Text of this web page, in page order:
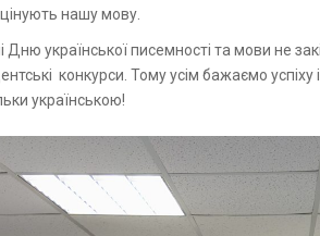
нашу мову.
української писемності та мови не
конкурси. Тому усім бажаємо успіху
українською!